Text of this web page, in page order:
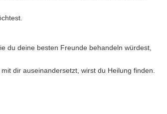
du deine besten Freunde behandeln würdest,
dir auseinandersetzt, wirst du Heilung finden.